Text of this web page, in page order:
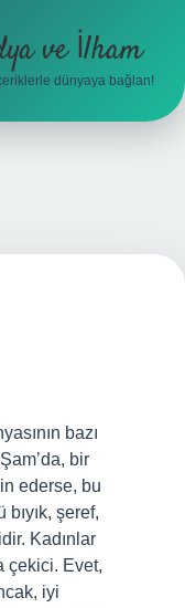
ve İlham
dünyaya bağlan!
bazı
bir
ederse, bu
şeref,
Kadınlar
çekici. Evet,
iyi